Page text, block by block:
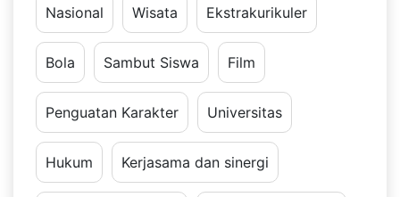
Nasional Wisata Ekstrakurikuler
Bola Sambut Siswa Film
Penguatan Karakter Universitas
Hukum Kerjasama dan sinergi